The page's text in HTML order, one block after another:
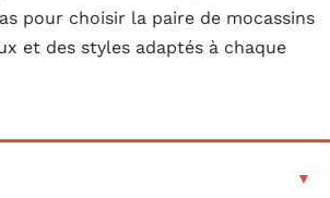
pour choisir la paire de mocassins
et des styles adaptés à chaque